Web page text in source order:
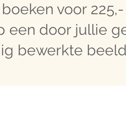
voor 225,-
een door jullie
bewerkte